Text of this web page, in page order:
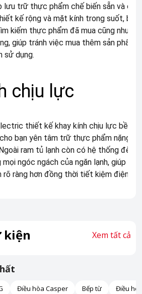
lưu trữ thực phẩm chế biến sẵn và
kế rộng và mặt kính trong suốt,
kiếm thực phẩm đã mua cũng như
giúp tránh việc mua thêm sản phẩm
sử dụng.
chịu lực
thiết kế khay kính chịu lực bền
bạn yên tâm trữ thực phẩm nặng,
ram tủ lạnh còn có hệ thống đèn
mọi ngóc ngách của ngăn lạnh, giúp
ràng hơn đồng thời tiết kiệm điện.
kiện Xem tất cả
Điều hòa Casper Bếp từ Điều